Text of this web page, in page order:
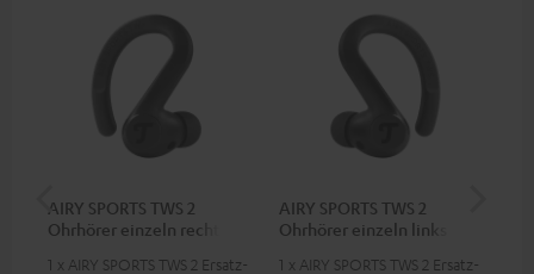
AIRY SPORTS TWS 2
Ohrhörer einzeln rechts
1 x AIRY SPORTS TWS 2 Ersatz-
AIRY SPORTS TWS 2
Ohrhörer einzeln links
1 x AIRY SPORTS TWS 2 Ersatz-